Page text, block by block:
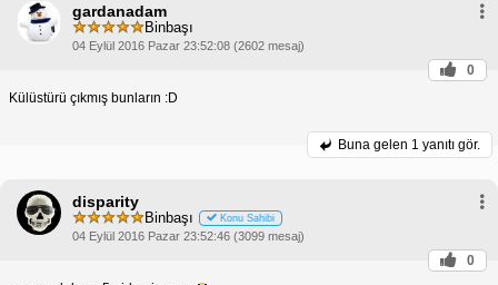
gardanadam
Binbaşı
04 Eylül 2016 Pazar 23:52:08 (2602 mesaj)
0
Külüstürü çıkmış bunların :D
Buna gelen 1 yanıtı gör.
disparity
Binbaşı Konu Sahibi
04 Eylül 2016 Pazar 23:52:46 (3099 mesaj)
0